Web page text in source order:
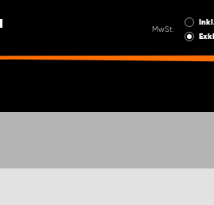
MwSt.